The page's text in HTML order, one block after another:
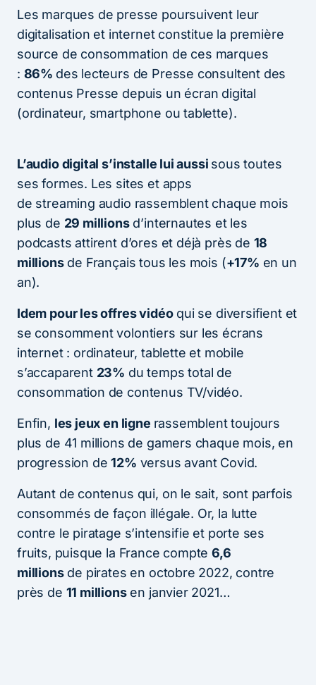
Les marques de presse poursuivent leur
digitalisation et internet constitue la première
source de consommation de ces marques
: 86% des lecteurs de Presse consultent des
contenus Presse depuis un écran digital
(ordinateur, smartphone ou tablette).
L’audio digital s’installe lui aussi sous toutes
ses formes. Les sites et apps
de streaming audio rassemblent chaque mois
plus de 29 millionsd’internautes et les
podcasts attirent d’ores et déjà près de 18
millionsde Français tous les mois (+17% en un
an).
Idem pour les offres vidéoqui se diversifient et
se consomment volontiers sur les écrans
internet : ordinateur, tablette et mobile
s’accaparent 23% du temps total de
consommation de contenus TV/vidéo.
Enfin, les jeux en ligne rassemblent toujours
plus de 41 millions de gamers chaque mois, en
progression de12% versus avant Covid.
Autant de contenus qui, on le sait, sont parfois
consommés de façon illégale. Or, la lutte
contre le piratage s’intensifie et porte ses
fruits, puisque la France compte6,6
millionsde pirates en octobre 2022, contre
près de 11 millionsen janvier 2021…